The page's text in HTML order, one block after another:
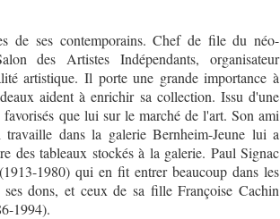
de ses contemporains. Chef de file du néo-
des Artistes Indépendants, organisateur
artistique. Il porte une grande importance à
aident à enrichir sa collection. Issu d'une
que lui sur le marché de l'art. Son ami
dans la galerie Bernheim-Jeune lui a
des tableaux stockés à la galerie. Paul Signac
1980) qui en fit entrer beaucoup dans les
dons, et ceux de sa fille Françoise Cachin
1994).